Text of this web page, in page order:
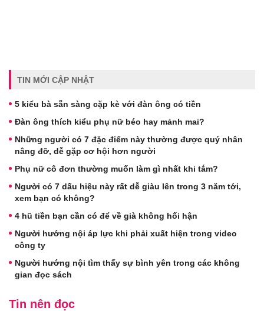
TIN MỚI CẬP NHẬT
5 kiểu bà sẵn sàng cặp kè với đàn ông có tiền
Đàn ông thích kiểu phụ nữ béo hay mảnh mai?
Những người có 7 đặc điểm này thường được quý nhân
nâng đỡ, dễ gặp cơ hội hơn người
Phụ nữ cô đơn thường muốn làm gì nhất khi tắm?
Người có 7 dấu hiệu này rất dễ giàu lên trong 3 năm tới,
xem bạn có không?
4 hũ tiền bạn cần có để về già không hối hận
Người hướng nội áp lực khi phải xuất hiện trong video
công ty
Người hướng nội tìm thấy sự bình yên trong các không
gian đọc sách
Tin nên đọc